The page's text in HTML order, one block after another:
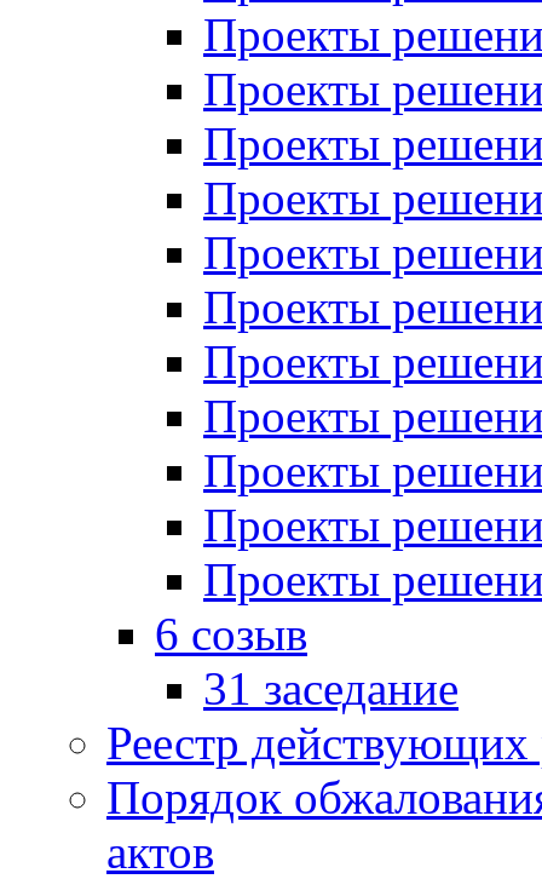
Проекты
Проекты
Проекты
Проекты
Проекты
Проекты
Проекты
Проекты
Проекты
Проекты
Проекты
6 созыв
31 заседание
Реестр
Порядок
актов